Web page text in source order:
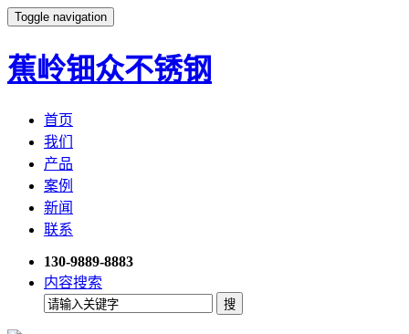
Toggle navigation
蕉岭钿众不锈钢
首页
我们
产品
案例
新闻
联系
130-9889-8883
内容搜索